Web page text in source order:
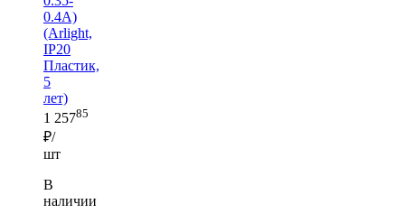
0.4A)
(Arlight,
IP20
Пластик,
5
лет)
1 25785
₽/
шт
В
наличии